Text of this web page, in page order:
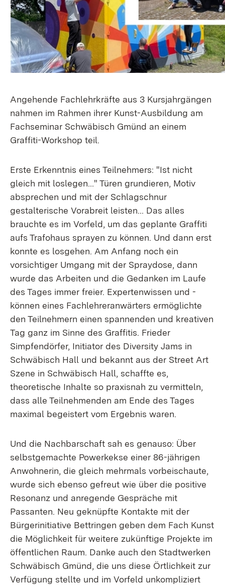
Angehende Fachlehrkräfte aus 3 Kursjahrgängen
nahmen im Rahmen ihrer Kunst-Ausbildung am
Fachseminar Schwäbisch Gmünd an einem
Graffiti-Workshop teil.
Erste Erkenntnis eines Teilnehmers: "Ist nicht
gleich mit loslegen…" Türen grundieren, Motiv
absprechen und mit der Schlagschnur
gestalterische Vorabreit leisten… Das alles
brauchte es im Vorfeld, um das geplante Graffiti
aufs Trafohaus sprayen zu können. Und dann erst
konnte es losgehen. Am Anfang noch ein
vorsichtiger Umgang mit der Spraydose, dann
wurde das Arbeiten und die Gedanken im Laufe
des Tages immer freier. Expertenwissen und -
können eines Fachlehreranwärters ermöglichte
den Teilnehmern einen spannenden und kreativen
Tag ganz im Sinne des Graffitis. Frieder
Simpfendörfer, Initiator des Diversity Jams in
Schwäbisch Hall und bekannt aus der Street Art
Szene in Schwäbisch Hall, schaffte es,
theoretische Inhalte so praxisnah zu vermitteln,
dass alle Teilnehmenden am Ende des Tages
maximal begeistert vom Ergebnis waren.
Und die Nachbarschaft sah es genauso: Über
selbstgemachte Powerkekse einer 86-jährigen
Anwohnerin, die gleich mehrmals vorbeischaute,
wurde sich ebenso gefreut wie über die positive
Resonanz und anregende Gespräche mit
Passanten. Neu geknüpfte Kontakte mit der
Bürgerinitiative Bettringen geben dem Fach Kunst
die Möglichkeit für weitere zukünftige Projekte im
öffentlichen Raum. Danke auch den Stadtwerken
Schwäbisch Gmünd, die uns diese Örtlichkeit zur
Verfügung stellte und im Vorfeld unkompliziert